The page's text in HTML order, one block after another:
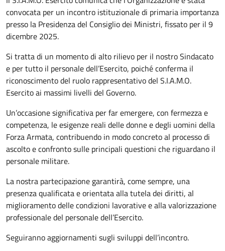
convocata per un incontro istituzionale di primaria importanza
presso la Presidenza del Consiglio dei Ministri, fissato per il 9
dicembre 2025.
Si tratta di un momento di alto rilievo per il nostro Sindacato
e per tutto il personale dell’Esercito, poiché conferma il
riconoscimento del ruolo rappresentativo del S.I.A.M.O.
Esercito ai massimi livelli del Governo.
Un’occasione significativa per far emergere, con fermezza e
competenza, le esigenze reali delle donne e degli uomini della
Forza Armata, contribuendo in modo concreto al processo di
ascolto e confronto sulle principali questioni che riguardano il
personale militare.
La nostra partecipazione garantirà, come sempre, una
presenza qualificata e orientata alla tutela dei diritti, al
miglioramento delle condizioni lavorative e alla valorizzazione
professionale del personale dell’Esercito.
Seguiranno aggiornamenti sugli sviluppi dell’incontro.